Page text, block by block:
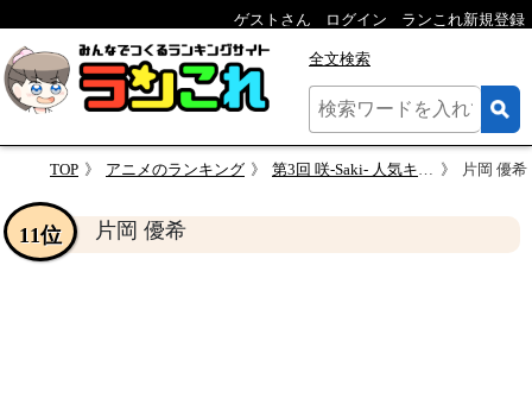
ゲストさん ログイン ランこれ新規登録
全文検索
TOP アニメのランキング 第3回 咲-Saki- 人気キャラクターランキング 片岡 優希
片岡 優希
11位